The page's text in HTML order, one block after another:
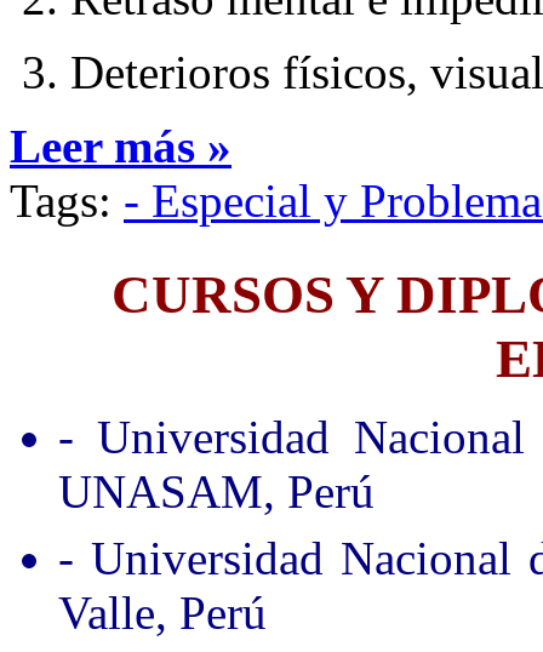
3. Deterioros físicos,
Leer más »
Tags: - Especial y
CURSOS Y
- Universidad
UNASAM, Perú
- Universidad Nacional
Valle, Perú